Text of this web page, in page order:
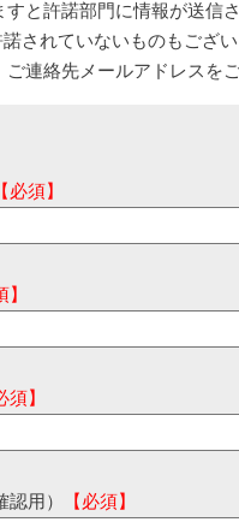
と許諾部門に情報が送信
されていないものもござ
連絡先メールアドレスを
【必須】
】
須】
用） 【必須】